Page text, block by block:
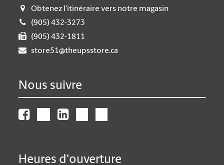
Obtenez l'itinéraire vers notre magasin
(905) 432-3273
(905) 432-1811
store51@theupsstore.ca
Nous suivre
Heures d'ouverture